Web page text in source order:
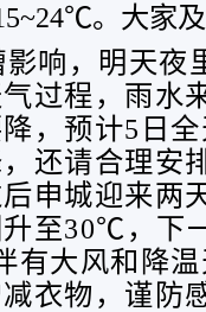
。大家
影响，明天夜
过程，雨水
，预计5日
还请合理安
申城迎来两
至30℃，下
有大风和降
衣物，谨防